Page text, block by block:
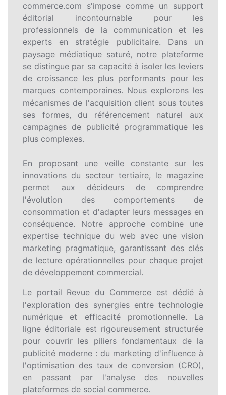
commerce.com s'impose comme un support
éditorial incontournable pour les
professionnels de la communication et les
experts en stratégie publicitaire. Dans un
paysage médiatique saturé, notre plateforme
se distingue par sa capacité à isoler les leviers
de croissance les plus performants pour les
marques contemporaines. Nous explorons les
mécanismes de l'acquisition client sous toutes
ses formes, du référencement naturel aux
campagnes de publicité programmatique les
plus complexes.
En proposant une veille constante sur les
innovations du secteur tertiaire, le magazine
permet aux décideurs de comprendre
l'évolution des comportements de
consommation et d'adapter leurs messages en
conséquence. Notre approche combine une
expertise technique du web avec une vision
marketing pragmatique, garantissant des clés
de lecture opérationnelles pour chaque projet
de développement commercial.
Le portail Revue du Commerce est dédié à
l'exploration des synergies entre technologie
numérique et efficacité promotionnelle. La
ligne éditoriale est rigoureusement structurée
pour couvrir les piliers fondamentaux de la
publicité moderne : du marketing d'influence à
l'optimisation des taux de conversion (CRO),
en passant par l'analyse des nouvelles
plateformes de social commerce.